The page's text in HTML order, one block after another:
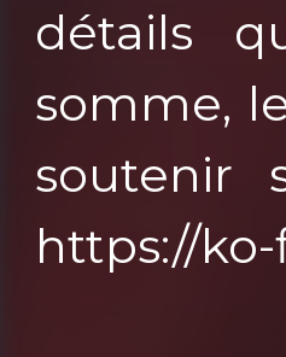
détails
somme,
soutenir
https://